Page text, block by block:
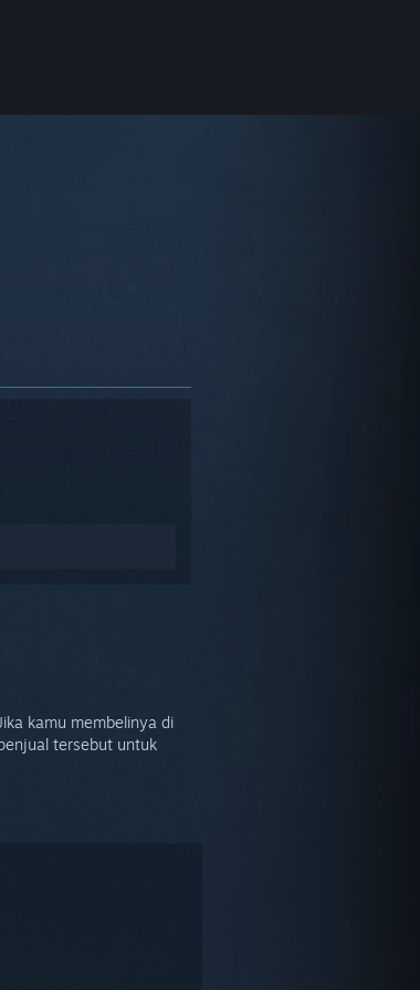
kamu membelinya di
tersebut untuk